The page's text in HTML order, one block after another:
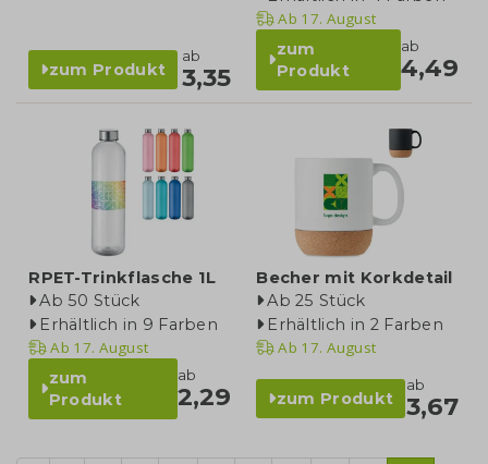
zum Produkt
ab
3,35
Ab 17. August
zum
Produkt
ab
4,49
RPET-Trinkflasche 1L
Ab 50 Stück
Erhältlich in 9 Farben
Ab 17. August
zum
Produkt
ab
2,29
Becher mit Korkdetail
Ab 25 Stück
Erhältlich in 2 Farben
Ab 17. August
zum Produkt
ab
3,67